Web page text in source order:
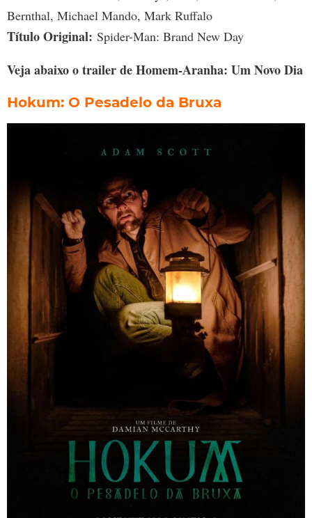
Bernthal, Michael Mando, Mark Ruffalo
Título Original: Spider-Man: Brand New Day
Veja abaixo o trailer de Homem-Aranha: Um Novo Dia
Hokum: O Pesadelo da Bruxa